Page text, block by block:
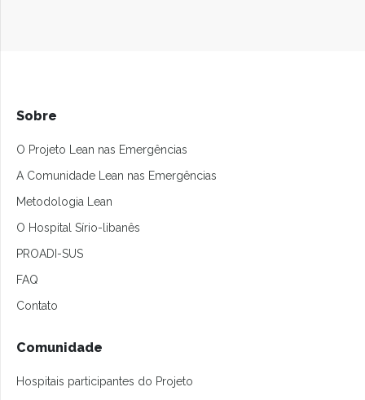
Sobre
O Projeto Lean nas Emergências
A Comunidade Lean nas Emergências
Metodologia Lean
O Hospital Sírio-libanês
PROADI-SUS
FAQ
Contato
Comunidade
Hospitais participantes do Projeto